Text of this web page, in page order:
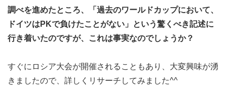
調べを進めたところ、「過去のワールドカップにおいて、
ドイツはPKで負けたことがない」という驚くべき記述に
行き着いたのですが、これは事実なのでしょうか？
すぐにロシア大会が開催されることもあり、大変興味が湧
きましたので、詳しくリサーチしてみました^^